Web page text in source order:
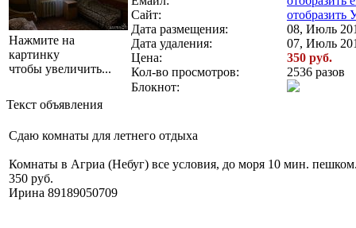
Нажмите на
картинку
чтобы увеличить...
Сайт:
отобразить
Дата размещения:
08, Июль
Дата удаления:
07, Июль
Цена:
350 руб.
Кол-во просмотров:
2536 разов
Блокнот:
Текст объявления
Сдаю комнаты для летнего отдыха
Комнаты в Агриа (Небуг) все условия, до моря 10 мин.
350 руб.
Ирина 89189050709